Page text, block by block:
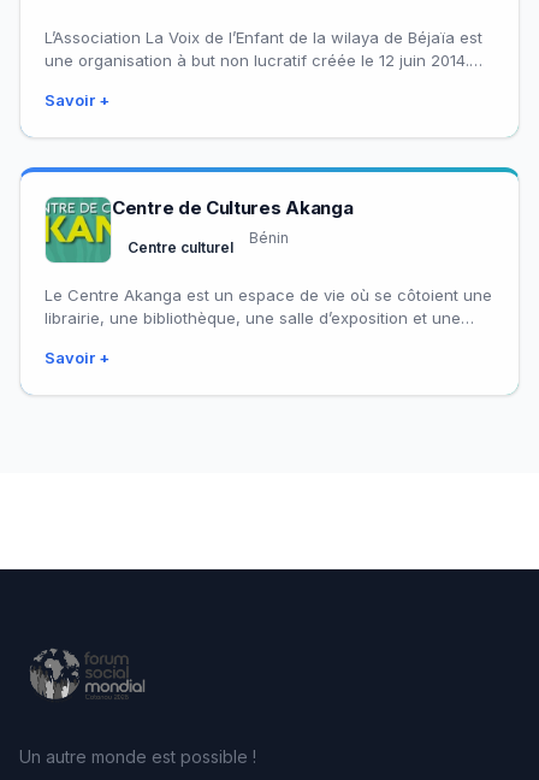
L’Association La Voix de l’Enfant de la wilaya de Béjaïa est
une organisation à but non lucratif créée le 12 juin 2014.…
Savoir +
Centre de Cultures Akanga
Centre culturel
Bénin
Le Centre Akanga est un espace de vie où se côtoient une
librairie, une bibliothèque, une salle d’exposition et une
Savoir +
Un autre monde est possible !